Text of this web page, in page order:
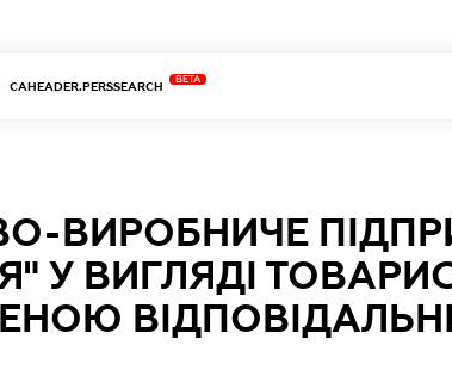
CAHEADER.PERSSEARCH
BETA
ВИРОБНИЧЕ
У ВИГЛЯДІ